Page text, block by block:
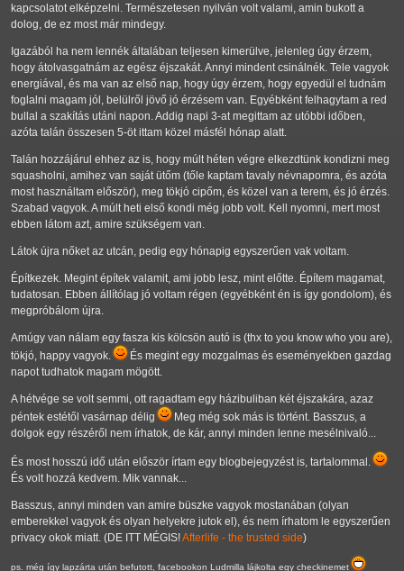
kapcsolatot elképzelni. Természetesen nyilván volt valami, amin bukott a
dolog, de ez most már mindegy.
Igazából ha nem lennék általában teljesen kimerülve, jelenleg úgy érzem,
hogy átolvasgatnám az egész éjszakát. Annyi mindent csinálnék. Tele vagyok
energiával, és ma van az első nap, hogy úgy érzem, hogy egyedül el tudnám
foglalni magam jól, belülről jövő jó érzésem van. Egyébként felhagytam a red
bullal a szakítás utáni napon. Addig napi 3-at megittam az utóbbi időben,
azóta talán összesen 5-öt ittam közel másfél hónap alatt.
Talán hozzájárul ehhez az is, hogy múlt héten végre elkezdtünk kondizni meg
squasholni, amihez van saját ütőm (tőle kaptam tavaly névnapomra, és azóta
most használtam először), meg tökjó cipőm, és közel van a terem, és jó érzés.
Szabad vagyok. A múlt heti első kondi még jobb volt. Kell nyomni, mert most
ebben látom azt, amire szükségem van.
Látok újra nőket az utcán, pedig egy hónapig egyszerűen vak voltam.
Építkezek. Megint építek valamit, ami jobb lesz, mint előtte. Építem magamat,
tudatosan. Ebben állítólag jó voltam régen (egyébként én is így gondolom), és
megpróbálom újra.
Amúgy van nálam egy fasza kis kölcsön autó is (thx to you know who you are),
tökjó, happy vagyok.
És megint egy mozgalmas és eseményekben gazdag
napot tudhatok magam mögött.
A hétvége se volt semmi, ott ragadtam egy házibuliban két éjszakára, azaz
péntek estétől vasárnap délig
Meg még sok más is történt. Basszus, a
dolgok egy részéről nem írhatok, de kár, annyi minden lenne mesélnivaló...
És most hosszú idő után először írtam egy blogbejegyzést is, tartalommal.
És volt hozzá kedvem. Mik vannak...
Basszus, annyi minden van amire büszke vagyok mostanában (olyan
emberekkel vagyok és olyan helyekre jutok el), és nem írhatom le egyszerűen
privacy okok miatt. (DE ITT MÉGIS!Afterlife - the trusted side)
ps. még így lapzárta után befutott, facebookon Ludmilla lájkolta egy checkinemet